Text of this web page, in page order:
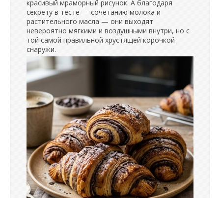
красивый мраморный рисунок. А благодаря
секрету в тесте — сочетанию молока и
растительного масла — они выходят
невероятно мягкими и воздушными внутри, но с
той самой правильной хрустящей корочкой
снаружи.